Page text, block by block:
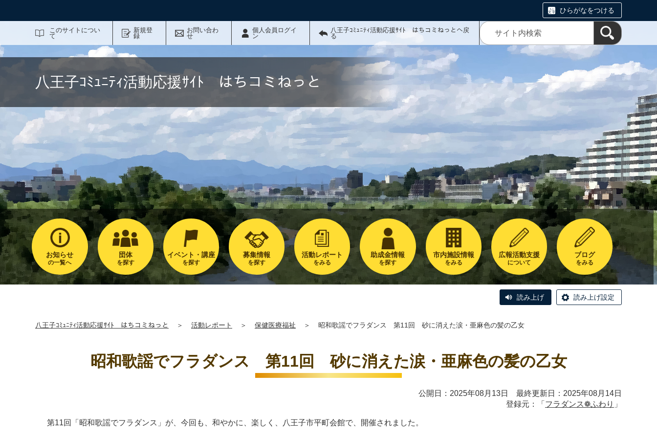
ひらがなをつける
このサイトについ
て
新規登
録
お問い合わ
せ
個人会員ログイ
ン
八王子ｺﾐｭﾆﾃｨ活動応援ｻｲﾄ はちコミねっとへ戻
る
八王子ｺﾐｭﾆﾃｨ活動応援ｻｲﾄ はちコミねっと
お知らせ
の一覧へ
団体
を探す
イベント・講座
を探す
募集情報
を探す
活動レポート
をみる
助成金情報
を探す
市内施設情報
をみる
広報活動支援
について
ブログ
をみる
読み上げ 読み上げ設定
八王子ｺﾐｭﾆﾃｨ活動応援ｻｲﾄ はちコミねっと ＞ 活動レポート ＞ 保健医療福祉 ＞ 昭和歌謡でフラダンス 第11回 砂に消えた涙・亜麻色の髪の乙女
昭和歌謡でフラダンス 第11回 砂に消えた涙・亜麻色の髪の乙女
公開日：2025年08月13日 最終更新日：2025年08月14日
登録元：「 フラダンス❁ふわり 」
第11回「昭和歌謡でフラダンス」が、今回も、和やかに、楽しく、八王子市平町会館で、開催されました。